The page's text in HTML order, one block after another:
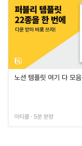
노션 템플릿 여기 다 모음
아티클 · 5분 분량